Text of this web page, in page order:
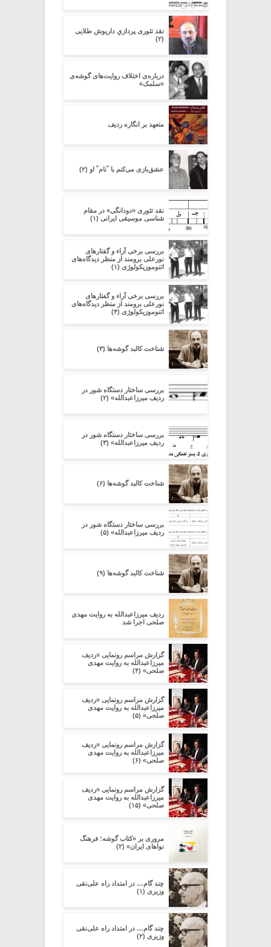
نقد تئوری پردازیِ داریوش طلایی
(۲)
درباره‌ی اختلاف روایت‌های گوشه‌ی
«سلمک»
متعهد بر انگاره ردیف
عشق‌بازی می‌کنم با ˝نام˝ او (۲)
نقد تئوری «دودانگی» در مقام
شناسی موسیقی ایرانی (۱)
بررسی برخی آراء و گفتارهای
نورعلی برومند از منظر دیدگاه‌های
اتنوموزیکولوژی (۱)
بررسی برخی آراء و گفتارهای
نورعلی برومند از منظر دیدگاه‌های
اتنوموزیکولوژی (۴)
شناخت کالبد گوشه‌ها (۳)
بررسی ساختار دستگاه شور در
ردیف میرزاعبدالله» (۲)
بررسی ساختار دستگاه شور در
ردیف میرزاعبدالله» (۳)
شناخت کالبد گوشه‌ها (۶)
بررسی ساختار دستگاه شور در
ردیف میرزاعبدالله» (۵)
شناخت کالبد گوشه‌ها (۹)
ردیف میرزاعبدالله به روایت مهدی
صلحی اجرا شد
گزارش مراسم رونمایی «ردیف
میرزاعبدالله به روایت مهدی
صلحی» (۴)
گزارش مراسم رونمایی «ردیف
میرزاعبدالله به روایت مهدی
صلحی» (۵)
گزارش مراسم رونمایی «ردیف
میرزاعبدالله به روایت مهدی
صلحی» (۶)
گزارش مراسم رونمایی «ردیف
میرزاعبدالله به روایت مهدی
صلحی» (۱۵)
مروری بر «کتاب گوشه؛ فرهنگ
نواهای ایران» (۲)
چند گام… در امتداد راه علی‌نقی
وزیری (۱)
چند گام… در امتداد راه علی‌نقی
وزیری (۲)